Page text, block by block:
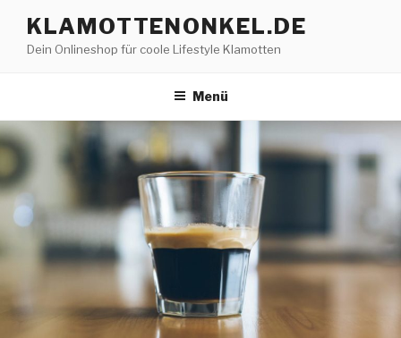
Inhalt
springen
KLAMOTTENONKEL.DE
Dein Onlineshop für coole Lifestyle Klamotten
Menü